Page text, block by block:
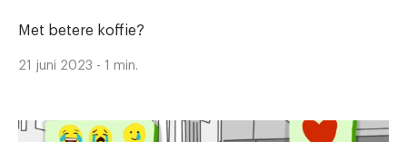
Met betere koffie?
21 juni 2023 - 1 min.